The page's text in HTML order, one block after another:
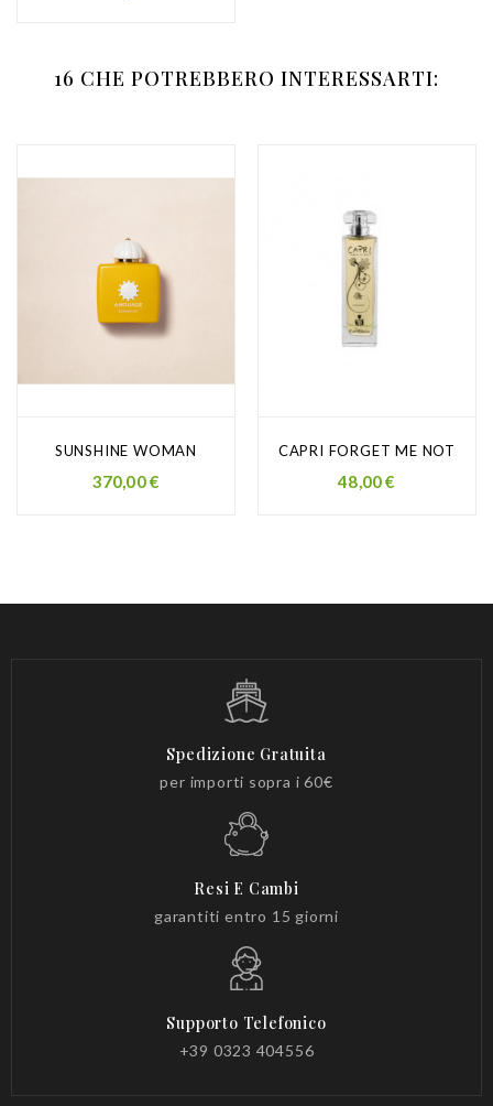
16 CHE POTREBBERO INTERESSARTI:
SUNSHINE WOMAN
Prezzo
370,00 €
CAPRI FORGET ME NOT
Prezzo
48,00 €
Spedizione Gratuita
per importi sopra i 60€
Resi E Cambi
garantiti entro 15 giorni
Supporto Telefonico
+39 0323 404556